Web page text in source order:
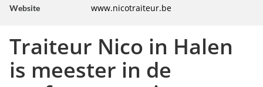
Website www.nicotraiteur.be
Traiteur Nico in Halen
is meester in de